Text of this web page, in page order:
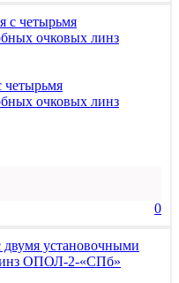
четырьмя
очковых линз
0